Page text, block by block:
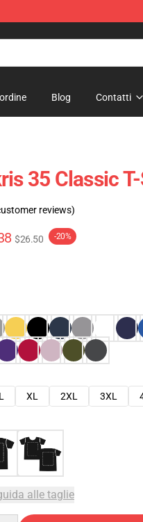
Blog Contatti
35 Classic
reviews)
$26.50 -20%
L XL 2XL 3XL
alle taglie